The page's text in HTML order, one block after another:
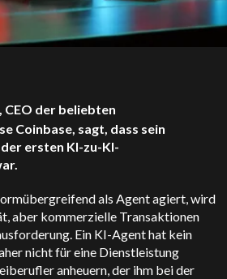
der beliebten
Coinbase, sagt, dass sein
ersten KI-zu-KI-
als Agent agiert, wird
aber kommerzielle Transaktionen
Ein KI-Agent hat kein
nicht für eine Dienstleistung
anheuern, der ihm bei der